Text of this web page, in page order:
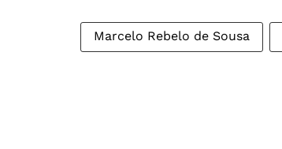
Marcelo Rebelo de Sousa